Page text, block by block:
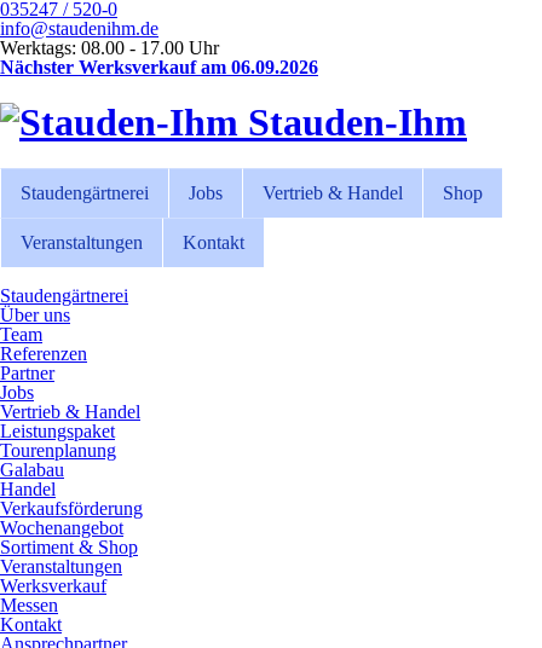
035247 / 520-0
info@staudenihm.de
Werktags: 08.00 - 17.00 Uhr
Nächster Werksverkauf am 06.09.2026
Stauden-Ihm
Staudengärtnerei Jobs Vertrieb & Handel Shop
Veranstaltungen Kontakt
Staudengärtnerei
Über uns
Team
Referenzen
Partner
Jobs
Vertrieb & Handel
Leistungspaket
Tourenplanung
Galabau
Handel
Verkaufsförderung
Wochenangebot
Sortiment & Shop
Veranstaltungen
Werksverkauf
Messen
Kontakt
Ansprechpartner